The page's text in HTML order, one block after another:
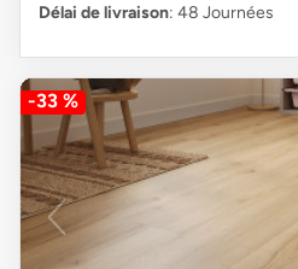
Délai de livraison: 48 Journées
-33 %